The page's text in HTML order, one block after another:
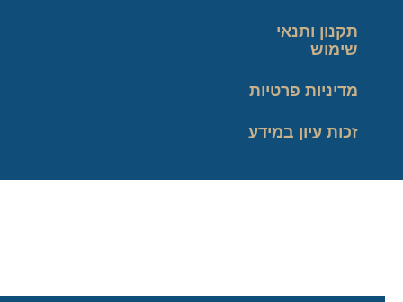
תקנון ותנאי
שימוש
מדיניות פרטיות
זכות עיון במידע